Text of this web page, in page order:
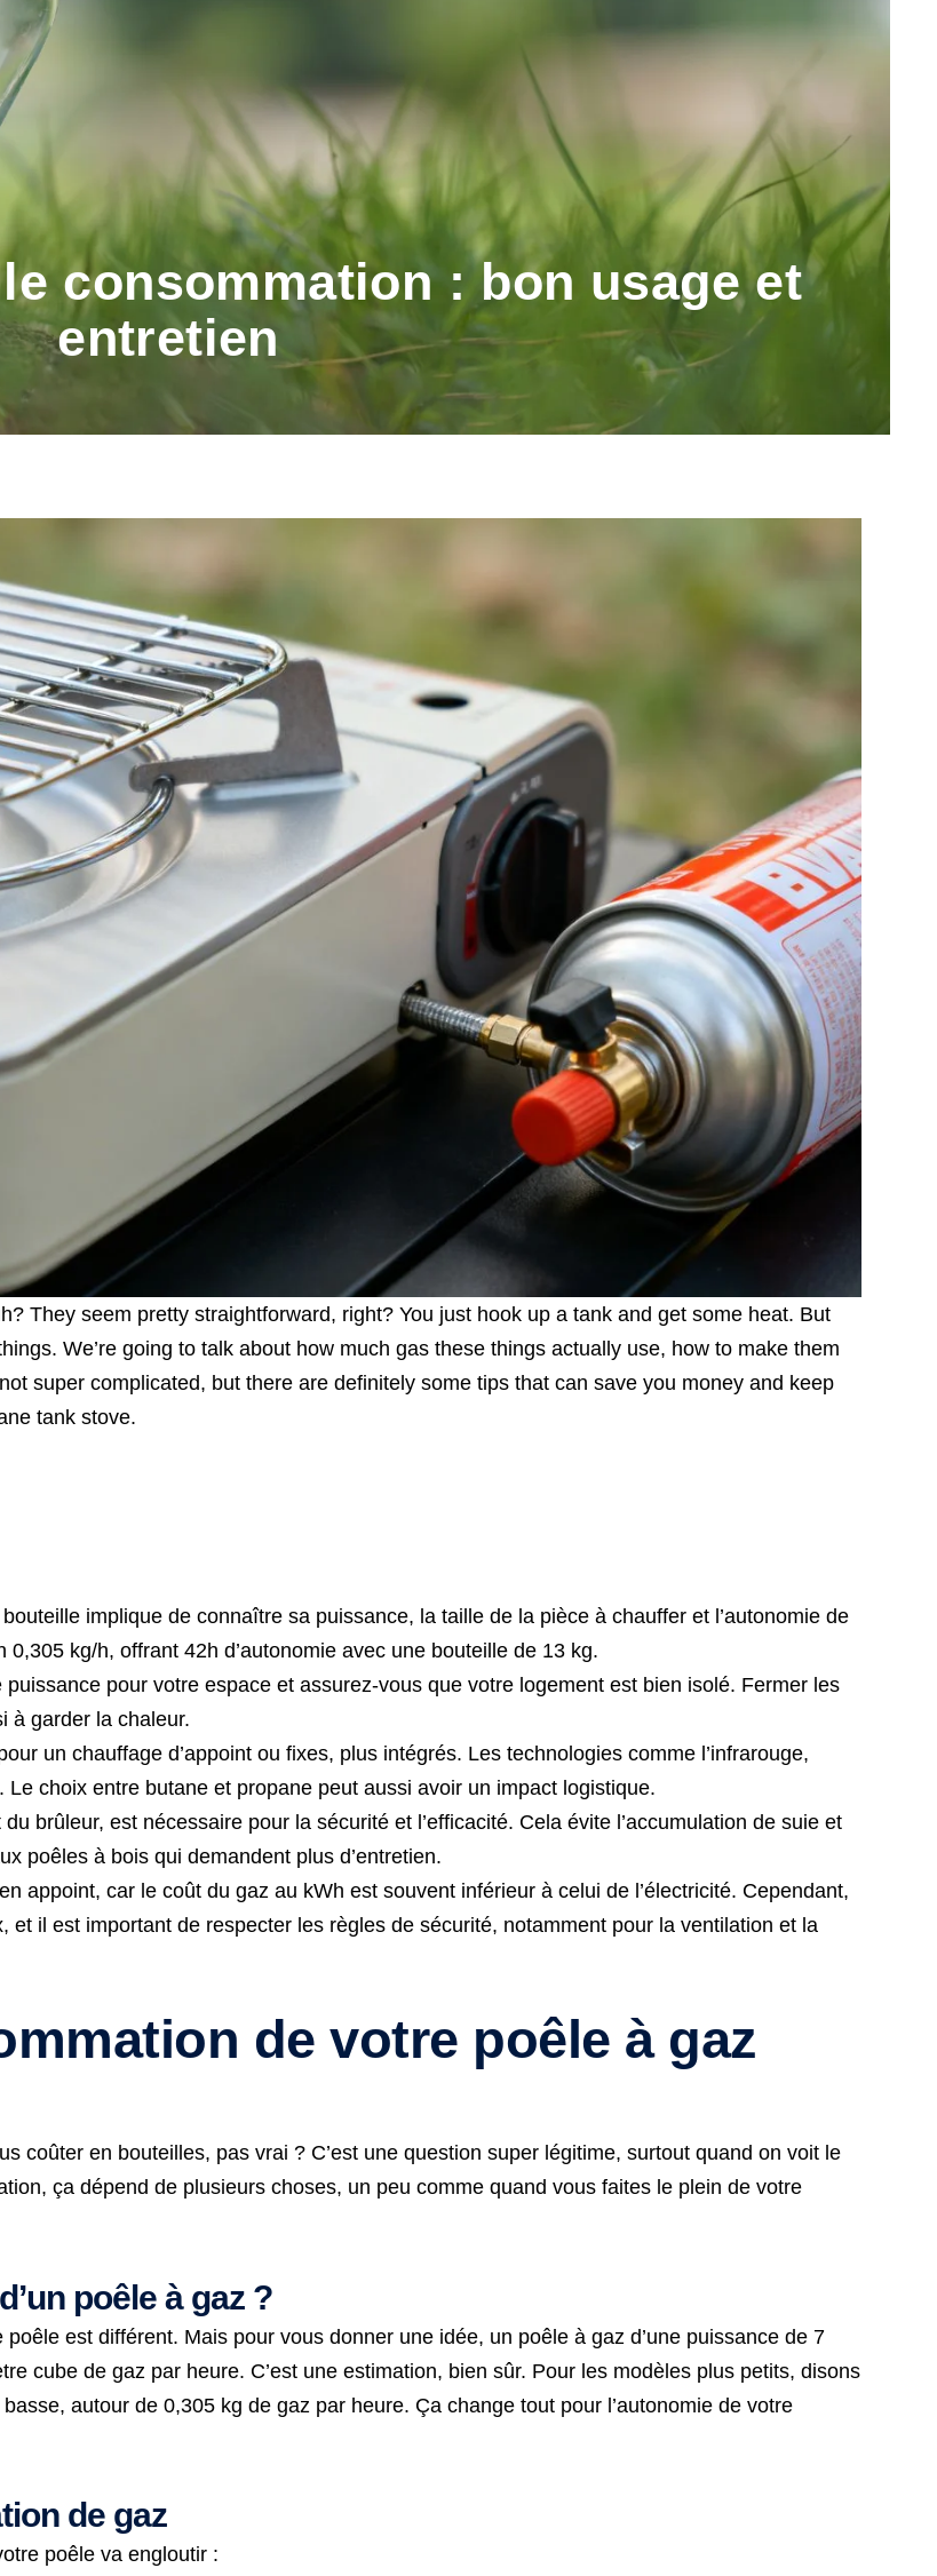
consommation : bon usage et
entretien
They seem pretty straightforward, right? You just hook up a tank and get some heat. But
We’re going to talk about how much gas these things actually use, how to make them
super complicated, but there are definitely some tips that can save you money and keep
tank stove.
implique de connaître sa puissance, la taille de la pièce à chauffer et l’autonomie de
kg/h, offrant 42h d’autonomie avec une bouteille de 13 kg.
pour votre espace et assurez-vous que votre logement est bien isolé. Fermer les
à garder la chaleur.
un chauffage d’appoint ou fixes, plus intégrés. Les technologies comme l’infrarouge,
Le choix entre butane et propane peut aussi avoir un impact logistique.
brûleur, est nécessaire pour la sécurité et l’efficacité. Cela évite l’accumulation de suie et
poêles à bois qui demandent plus d’entretien.
appoint, car le coût du gaz au kWh est souvent inférieur à celui de l’électricité. Cependant,
il est important de respecter les règles de sécurité, notamment pour la ventilation et la
de votre poêle à gaz
coûter en bouteilles, pas vrai ? C’est une question super légitime, surtout quand on voit le
ça dépend de plusieurs choses, un peu comme quand vous faites le plein de votre
poêle à gaz ?
est différent. Mais pour vous donner une idée, un poêle à gaz d’une puissance de 7
cube de gaz par heure. C’est une estimation, bien sûr. Pour les modèles plus petits, disons
autour de 0,305 kg de gaz par heure. Ça change tout pour l’autonomie de votre
de gaz
poêle va engloutir :